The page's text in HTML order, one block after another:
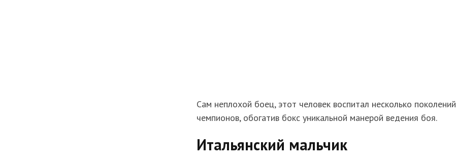
Сам неплохой боец, этот человек воспитал несколько поколений
чемпионов, обогатив бокс уникальной манерой ведения боя.
Итальянский мальчик